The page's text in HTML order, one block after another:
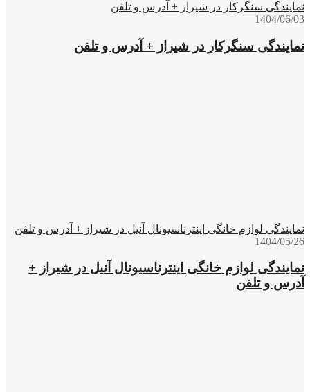
نمایندگی سنگرکار در شیراز + آدرس و تلفن
1404/06/03
نمایندگی سنگرکار در شیراز + آدرس و تلفن
نمایندگی لوازم خانگی اینترناسیونال آنیل در شیراز + آدرس و تلفن
1404/05/26
نمایندگی لوازم خانگی اینترناسیونال آنیل در شیراز +
آدرس و تلفن